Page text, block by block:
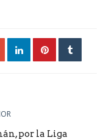
por la Liga